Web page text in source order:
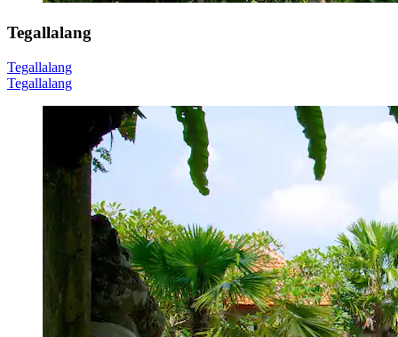
Tegallalang
Tegallalang
Tegallalang